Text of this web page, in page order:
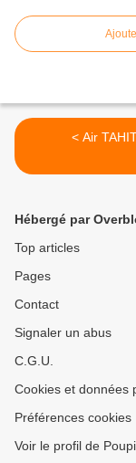
< Air
Hébergé par
Top articles
Pages
Contact
Signaler un abus
C.G.U.
Cookies et données
Préférences cookies
Voir le profil de